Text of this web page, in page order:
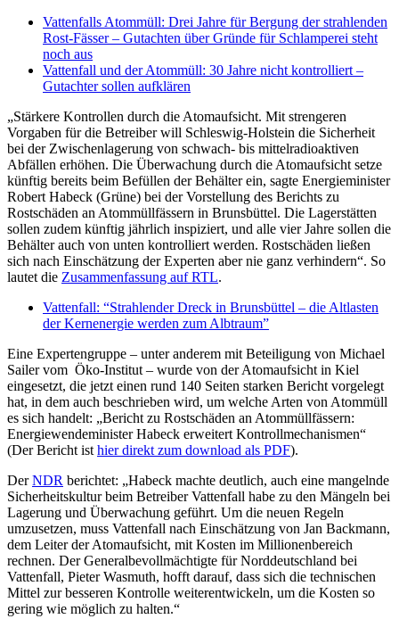
Vattenfalls Atommüll: Drei Jahre für Bergung der strahlenden
Rost-Fässer – Gutachten über Gründe für Schlamperei steht
noch aus
Vattenfall und der Atommüll: 30 Jahre nicht kontrolliert –
Gutachter sollen aufklären
„Stärkere Kontrollen durch die Atomaufsicht. Mit strengeren
Vorgaben für die Betreiber will Schleswig-Holstein die Sicherheit
bei der Zwischenlagerung von schwach- bis mittelradioaktiven
Abfällen erhöhen. Die Überwachung durch die Atomaufsicht setze
künftig bereits beim Befüllen der Behälter ein, sagte Energieminister
Robert Habeck (Grüne) bei der Vorstellung des Berichts zu
Rostschäden an Atommüllfässern in Brunsbüttel. Die Lagerstätten
sollen zudem künftig jährlich inspiziert, und alle vier Jahre sollen die
Behälter auch von unten kontrolliert werden. Rostschäden ließen
sich nach Einschätzung der Experten aber nie ganz verhindern“. So
lautet die Zusammenfassung auf RTL.
Vattenfall: “Strahlender Dreck in Brunsbüttel – die Altlasten
der Kernenergie werden zum Albtraum”
Eine Expertengruppe – unter anderem mit Beteiligung von Michael
Sailer vom Öko-Institut – wurde von der Atomaufsicht in Kiel
eingesetzt, die jetzt einen rund 140 Seiten starken Bericht vorgelegt
hat, in dem auch beschrieben wird, um welche Arten von Atommüll
es sich handelt: „Bericht zu Rostschäden an Atommüllfässern:
Energiewendeminister Habeck erweitert Kontrollmechanismen“
(Der Bericht ist hier direkt zum download als PDF).
DerNDR berichtet: „Habeck machte deutlich, auch eine mangelnde
Sicherheitskultur beim Betreiber Vattenfall habe zu den Mängeln bei
Lagerung und Überwachung geführt. Um die neuen Regeln
umzusetzen, muss Vattenfall nach Einschätzung von Jan Backmann,
dem Leiter der Atomaufsicht, mit Kosten im Millionenbereich
rechnen. Der Generalbevollmächtigte für Norddeutschland bei
Vattenfall, Pieter Wasmuth, hofft darauf, dass sich die technischen
Mittel zur besseren Kontrolle weiterentwickeln, um die Kosten so
gering wie möglich zu halten.“